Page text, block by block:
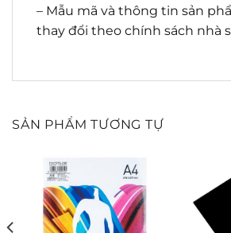
– Mẫu mã và thông tin sản
thay đổi theo chính sách nhà
SẢN PHẨM TƯƠNG TỰ